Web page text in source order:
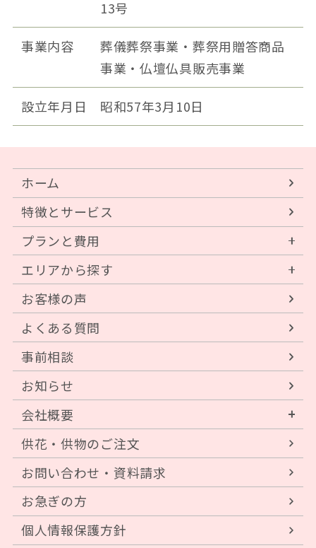
13号
事業内容
葬儀葬祭事業・葬祭用贈答商品
事業・仏壇仏具販売事業
設立年月日 昭和57年3月10日
ホーム
特徴とサービス
プランと費用
エリアから探す
お客様の声
よくある質問
事前相談
お知らせ
会社概要
供花・供物のご注文
お問い合わせ・資料請求
お急ぎの方
個人情報保護方針